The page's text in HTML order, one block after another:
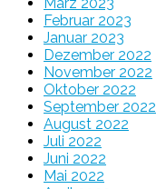
Februar 2023
Januar 2023
Dezember 2022
November 2022
Oktober 2022
September 2022
August 2022
Juli 2022
Juni 2022
Mai 2022